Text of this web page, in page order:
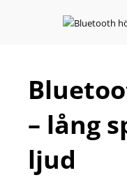
– lång
ljud